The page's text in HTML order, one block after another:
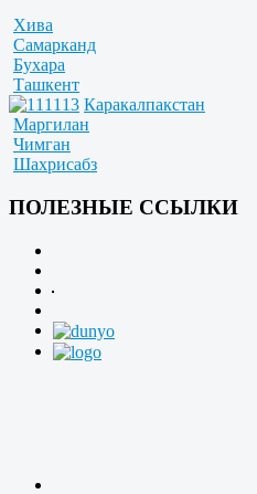
Хива
Самарканд
Бухара
Ташкент
Каракалпакстан
Маргилан
Чимган
Шахрисабз
ПОЛЕЗНЫЕ ССЫЛКИ